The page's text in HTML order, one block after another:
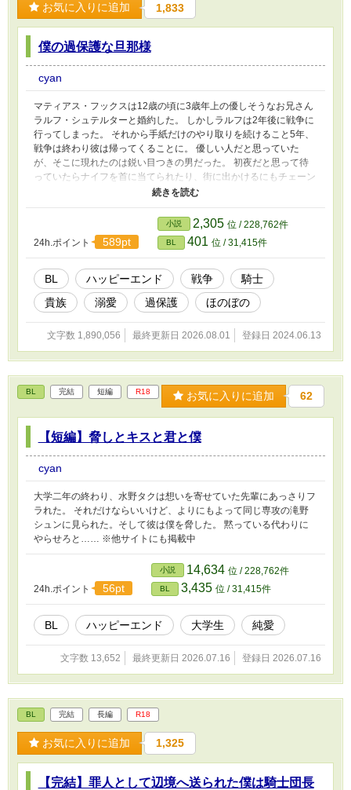
お気に入りに追加 1,833
僕の過保護な旦那様
cyan
マティアス・フックスは12歳の頃に3歳年上の優しそうなお兄さん
ラルフ・シュテルターと婚約した。 しかしラルフは2年後に戦争に
行ってしまった。 それから手紙だけのやり取りを続けること5年、
戦争は終わり彼は帰ってくることに。 優しい人だと思っていた
が、そこに現れたのは鋭い目つきの男だった。 初夜だと思って待
っていたらナイフを首に当てられたり、街に出かけるにもチェーン
メイルを着て完全武装をして現れたり、戦場帰りのラルフ様に僕は
振り回されることになった。 シリアス無し、コメディー要素多
め。 R18シーンはタイトルに※つけています。 過保護な旦那様が
帰ってきました。 一章で完結していましたが、家族として二章で
新たなスタートをきります。 ラルフ様の過保護はエスカレートす
るのか、マティアスの気苦労はこれからも続くのか、お楽しみに
(*^^*)
24h.ポイント 589pt
小説 2,305 位 / 228,762件
BL 401 位 / 31,415件
BL ハッピーエンド 戦争
騎士
貴族
溺愛 過保護 ほのぼの
文字数 1,890,056 最終更新日 2026.08.01 登録日 2024.06.13
BL 完結 短編 R18 お気に入りに追加 62
【短編】脅しとキスと君と僕
cyan
大学二年の終わり、水野タクは想いを寄せていた先輩にあっさりフ
ラれた。 それだけならいいけど、よりにもよって同じ専攻の滝野
シュンに見られた。そして彼は僕を脅した。 黙っている代わりに
やらせろと…… ※他サイトにも掲載中
24h.ポイント 56pt
小説 14,634 位 / 228,762件
BL 3,435 位 / 31,415件
BL ハッピーエンド 大学生 純愛
文字数 13,652 最終更新日 2026.07.16 登録日 2026.07.16
BL 完結 長編 R18
お気に入りに追加 1,325
【完結】罪人として辺境へ送られた僕は騎士団長